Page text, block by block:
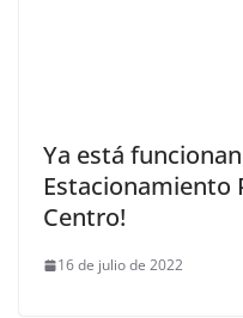
Ya está
Estacionamiento
Centro!
16 de julio de 2022